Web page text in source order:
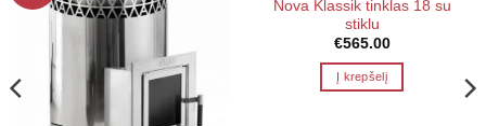
Nova Klassik tinklas 18 su
stiklu
€565.00
Į krepšelį